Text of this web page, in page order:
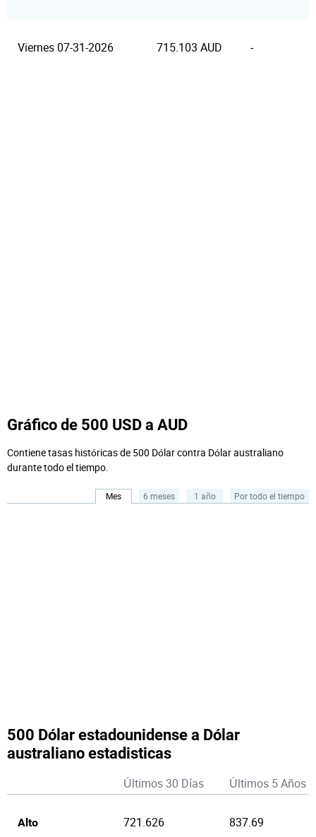
Viernes 07-31-2026 715.103 AUD -
Gráfico de 500 USD a AUD
Contiene tasas históricas de 500 Dólar contra Dólar australiano
durante todo el tiempo.
Mes 6 meses 1 año Por todo el tiempo
500 Dólar estadounidense a Dólar
australiano estadisticas
Últimos 30 Días Últimos 5 Años
Alto 721.626 837.69